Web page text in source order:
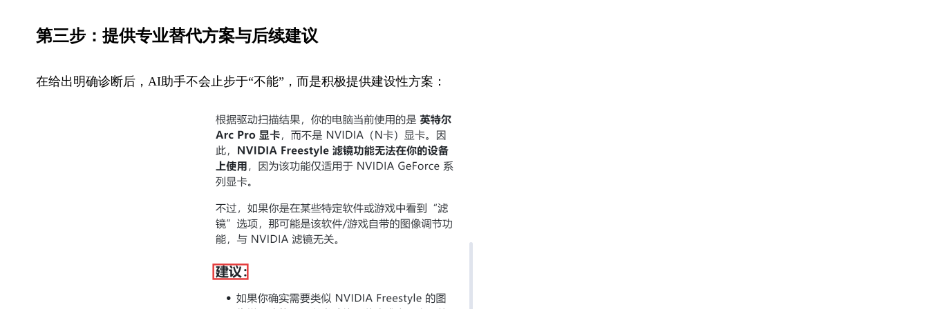
第三步：提供专业替代方案与后续建议
在给出明确诊断后，AI助手不会止步于“不能”，而是积极提供建设性方案：